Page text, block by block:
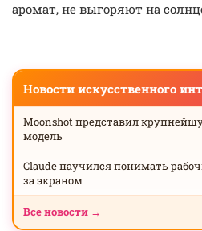
аромат, не выгоряют на
Новости искусственного
Moonshot представил
модель
Claude научился понимать
за экраном
Все новости →